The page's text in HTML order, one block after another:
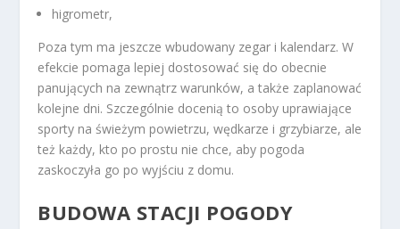
higrometr,
Poza tym ma jeszcze wbudowany zegar i kalendarz. W
efekcie pomaga lepiej dostosować się do obecnie
panujących na zewnątrz warunków, a także zaplanować
kolejne dni. Szczególnie docenią to osoby uprawiające
sporty na świeżym powietrzu, wędkarze i grzybiarze, ale
też każdy, kto po prostu nie chce, aby pogoda
zaskoczyła go po wyjściu z domu.
BUDOWA STACJI POGODY